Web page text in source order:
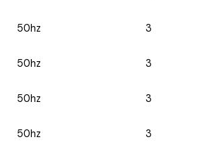
50hz 3
50hz 3
50hz 3
50hz 3